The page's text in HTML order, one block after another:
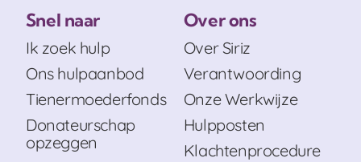
Snel naar
Ik zoek hulp
Ons hulpaanbod
Tienermoederfonds
Donateurschap
opzeggen
Over ons
Over Siriz
Verantwoording
Onze Werkwijze
Hulpposten
Klachtenprocedure